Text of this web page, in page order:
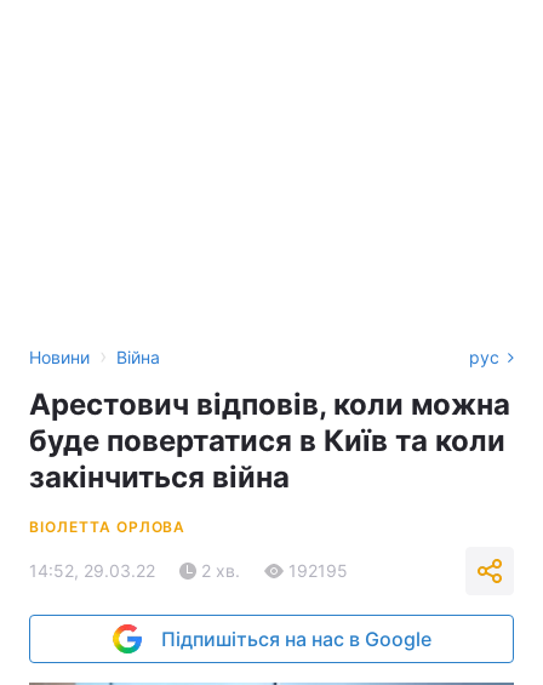
Новини › Війна рус
Арестович відповів, коли можна
буде повертатися в Київ та коли
закінчиться війна
ВІОЛЕТТА ОРЛОВА
14:52, 29.03.22 2 хв. 192195
Підпишіться на нас в Google